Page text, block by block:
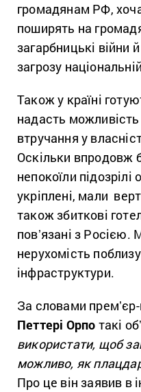
громадянам РФ,
поширять на
загарбницькі війни
загрозу
Також у країні
надасть
втручання у
Оскільки впродовж
непокоїли підозрілі
укріплені, мали
також збиткові
повʼязані з
нерухомість
інфраструктури.
За словами премʼєр-
Петтері Орпо такі
використати, щоб
можливо, як
Про це він заявив в